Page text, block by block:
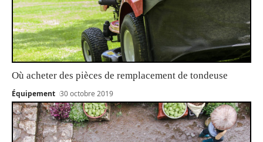
Où acheter des pièces de remplacement de tondeuse
Équipement 30 octobre 2019